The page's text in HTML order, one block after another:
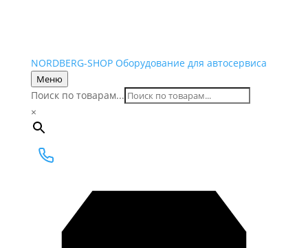
NORDBERG-SHOP Оборудование для автосервиса
Меню
Поиск по товарам...
×